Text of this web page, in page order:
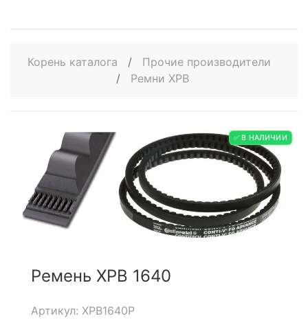
Корень каталога /
Прочие производители
/
Ремни XPB
✅ В НАЛИЧИИ
Ремень XPB 1640
Артикул: XPB1640P